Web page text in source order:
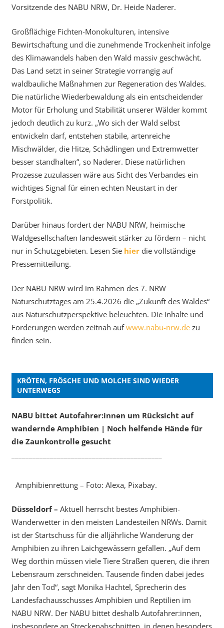
Vorsitzende des NABU NRW, Dr. Heide Naderer.
Großflächige Fichten-Monokulturen, intensive
Bewirtschaftung und die zunehmende Trockenheit infolge
des Klimawandels haben den Wald massiv geschwächt.
Das Land setzt in seiner Strategie vorrangig auf
waldbauliche Maßnahmen zur Regeneration des Waldes.
Die natürliche Wiederbewaldung als ein entscheidender
Motor für Erholung und Stabilität unserer Wälder kommt
jedoch deutlich zu kurz. „Wo sich der Wald selbst
entwickeln darf, entstehen stabile, artenreiche
Mischwälder, die Hitze, Schädlingen und Extremwetter
besser standhalten“, so Naderer. Diese natürlichen
Prozesse zuzulassen wäre aus Sicht des Verbandes ein
wichtiges Signal für einen echten Neustart in der
Forstpolitik.
Darüber hinaus fordert der NABU NRW, heimische
Waldgesellschaften landesweit stärker zu fördern – nicht
nur in Schutzgebieten. Lesen Sie hier die vollständige
Pressemitteilung.
Der NABU NRW wird im Rahmen des 7. NRW
Naturschutztages am 25.4.2026 die „Zukunft des Waldes“
aus Naturschutzperspektive beleuchten. Die Inhalte und
Forderungen werden zeitnah aufwww.nabu-nrw.dezu
finden sein.
KRÖTEN, FRÖSCHE UND MOLCHE SIND WIEDER
UNTERWEGS
NABU bittet Autofahrer:innen um Rücksicht auf
wandernde Amphibien | Noch helfende Hände für
die Zaunkontrolle gesucht
Amphibienrettung – Foto: Alexa, Pixabay.
Düsseldorf – Aktuell herrscht bestes Amphibien-
Wanderwetter in den meisten Landesteilen NRWs. Damit
ist der Startschuss für die alljährliche Wanderung der
Amphibien zu ihren Laichgewässern gefallen. „Auf dem
Weg dorthin müssen viele Tiere Straßen queren, die ihren
Lebensraum zerschneiden. Tausende finden dabei jedes
Jahr den Tod“, sagt Monika Hachtel, Sprecherin des
Landesfachausschusses Amphibien und Reptilien im
NABU NRW. Der NABU bittet deshalb Autofahrer:innen,